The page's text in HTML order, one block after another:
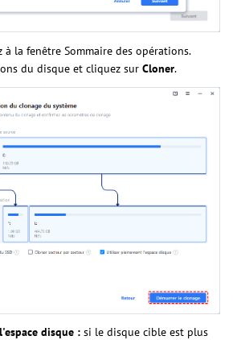
à la fenêtre Sommaire des opérations.
du disque et cliquez sur Cloner.
disque : si le disque cible est plus